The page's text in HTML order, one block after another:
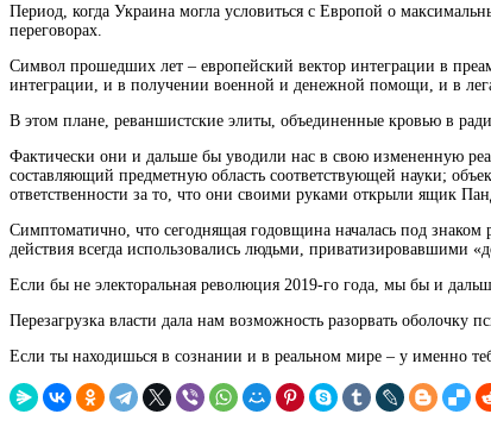
Период, когда Украина могла условиться с Европой о
переговорах.
Символ прошедших лет – европейский вектор интеграции в
интеграции, и в получении военной и денежной помощи, и в
В этом плане, реваншистские элиты, объединенные кровью в
Фактически они и дальше бы уводили нас в свою измененную
составляющий предметную область соответствующей науки;
ответственности за то, что они своими руками открыли ящик
Симптоматично, что сегоднящая годовщина началась под
действия всегда использовались людьми, приватизировавшими
Если бы не электоральная революция 2019-го года, мы бы и
Перезагрузка власти дала нам возможность разорвать оболочку
Если ты находишься в сознании и в реальном мире – у именно